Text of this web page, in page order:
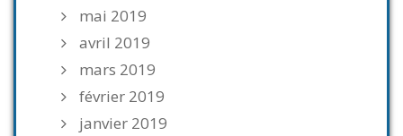
mai 2019
avril 2019
mars 2019
février 2019
janvier 2019